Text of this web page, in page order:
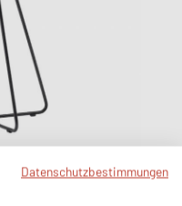
Datenschutzbestimmungen